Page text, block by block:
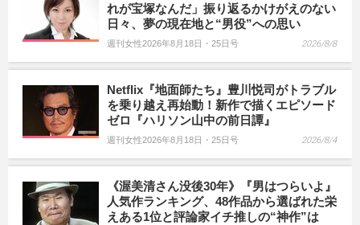
れが宝塚なんだ」振り返るかけがえのない
日々、夢の現在地と“男役”への思い
週刊女性2026年8月18日・25日号 2026/8/8
Netflix『地面師たち』豊川悦司がトラブル
を乗り越え再始動！新作で描くエピソード
ゼロ『ハリソン山中の前日譚』
週刊女性2026年8月18日・25日号 2026/8/4
《渥美清さん没後30年》『男はつらいよ』
人気作ランキング、48作品から選ばれた栄
えある1位と評論家イチ推しの“神作”は